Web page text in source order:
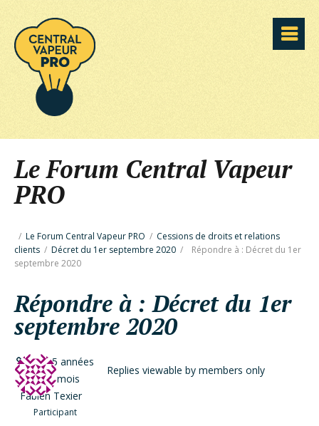
Le Forum Central Vapeur
PRO
/ Le Forum Central Vapeur PRO / Cessions de droits et relations
clients / Décret du 1er septembre 2020 /
Répondre à : Décret du 1er
septembre 2020
Répondre à : Décret du 1er
septembre 2020
il y a 5 années
et 10 mois
Fabien Texier
Participant
Replies viewable by members only